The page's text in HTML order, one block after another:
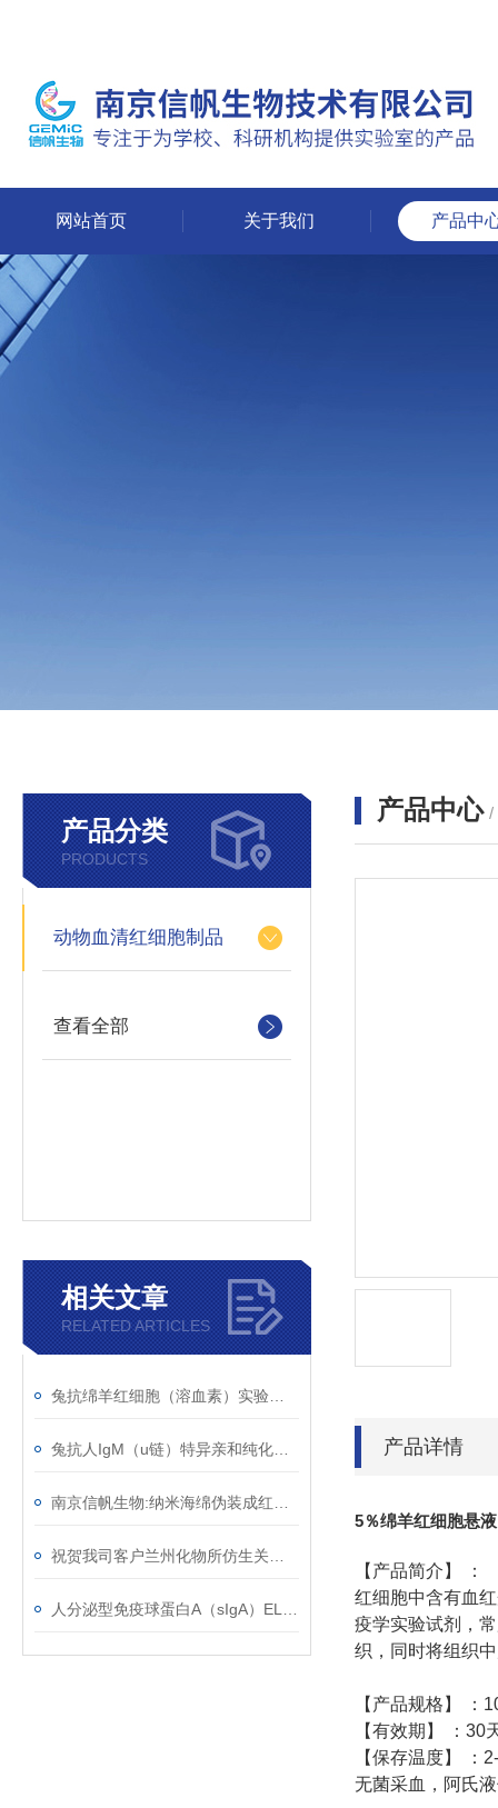
网站首页 关于我们 产品中
产品分类
PRODUCTS
动物血清红细胞制品
查看全部
相关文章
RELATED ARTICLES
产品中心 /
产品详情
5％绵羊红细胞悬液
【产品简介】
：
红细胞中含有血
疫学实验试剂，
织，同时将组织
【产品规格】 ：
【有效期】
： 30
【保存温度】
：
无菌采血，阿氏